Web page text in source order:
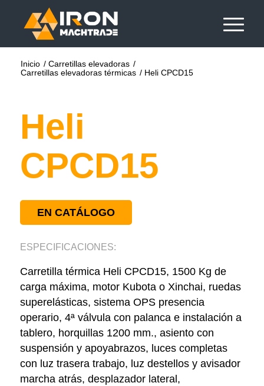
Inicio / Carretillas elevadoras /
Carretillas elevadoras térmicas / Heli CPCD15
Heli
CPCD15
EN CATÁLOGO
ESPECIFICACIONES:
Carretilla térmica Heli CPCD15, 1500 Kg de
carga máxima, motor Kubota o Xinchai, ruedas
superelásticas, sistema OPS presencia
operario, 4ª válvula con palanca e instalación a
tablero, horquillas 1200 mm., asiento con
suspensión y apoyabrazos, luces completas
con luz trasera trabajo, luz destellos y avisador
marcha atrás, desplazador lateral,